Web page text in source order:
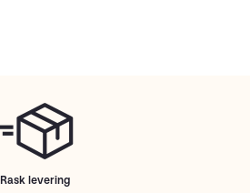
Rask levering